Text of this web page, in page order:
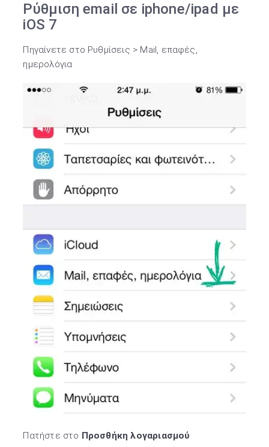
Ρύθμιση email σε iphone/ipad με
iOS 7
Πηγαίνετε στο Ρυθμίσεις > Mail, επαφές,
ημερολόγια
Πατήστε στο Προσθήκη λογαριασμού